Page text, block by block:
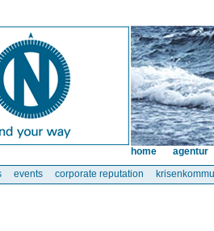
events corporate reputation
home agentur